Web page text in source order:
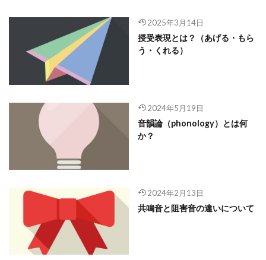
2025年3月14日
授受表現とは？（あげる・もら
う・くれる）
2024年5月19日
音韻論（phonology）とは何
か？
2024年2月13日
共鳴音と阻害音の違いについて